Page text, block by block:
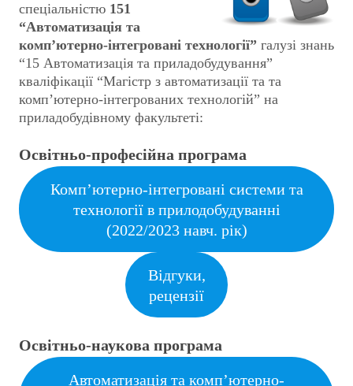
спеціальністю 151
“Автоматизація та
комп’ютерно-інтегровані технології” галузі знань
“15 Автоматизація та приладобудування”
кваліфікації “Магістр з автоматизації та та
комп’ютерно-інтегрованих технологій” на
приладобудівному факультеті:
Освітньо-професійна програма
Комп’ютерно-інтегровані системи та
технології в прилодобудуванні
(2022/2023 навч. рік)
Відгуки,
рецензії
Освітньо-наукова програма
Автоматизація та комп’ютерно-